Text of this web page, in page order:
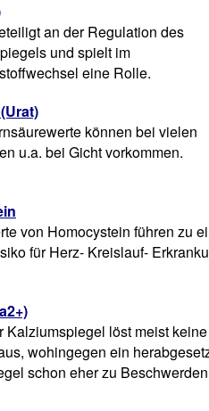
an der Regulation des
und spielt im
eine Rolle.
können bei vielen
u.a. bei Gicht vorkommen.
von Homocystein führen zu
für Herz- Kreislauf-
Kalziumspiegel löst meist keine
wohingegen ein
schon eher zu